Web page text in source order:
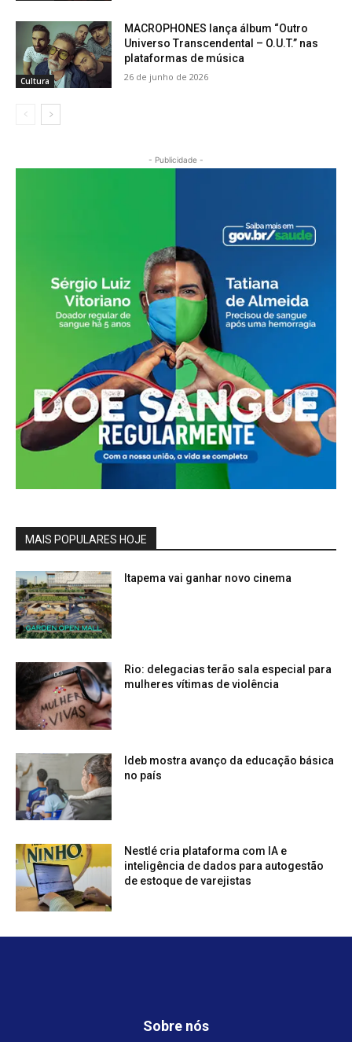
Cultura
MACROPHONES lança álbum “Outro
Universo Transcendental – O.U.T.” nas
plataformas de música
26 de junho de 2026
- Publicidade -
MAIS POPULARES HOJE
Itapema vai ganhar novo cinema
Rio: delegacias terão sala especial para
mulheres vítimas de violência
Ideb mostra avanço da educação básica
no país
Nestlé cria plataforma com IA e
inteligência de dados para autogestão
de estoque de varejistas
Sobre nós